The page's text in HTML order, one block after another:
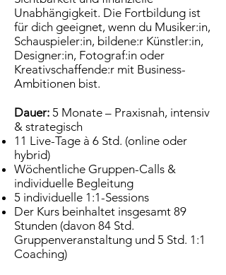
Unabhängigkeit. Die Fortbildung ist
für dich geeignet, wenn du Musiker:in,
Schauspieler:in, bildene:r Künstler:in,
Designer:in, Fotograf:in oder
Kreativschaffende:r mit Business-
Ambitionen bist.
Dauer: 5 Monate – Praxisnah, intensiv
& strategisch
11 Live-Tage à 6 Std. (online oder
hybrid)
Wöchentliche Gruppen-Calls &
individuelle Begleitung
5 individuelle 1:1-Sessions
Der Kurs beinhaltet insgesamt 89
Stunden (davon 84 Std.
Gruppenveranstaltung und 5 Std. 1:1
Coaching)